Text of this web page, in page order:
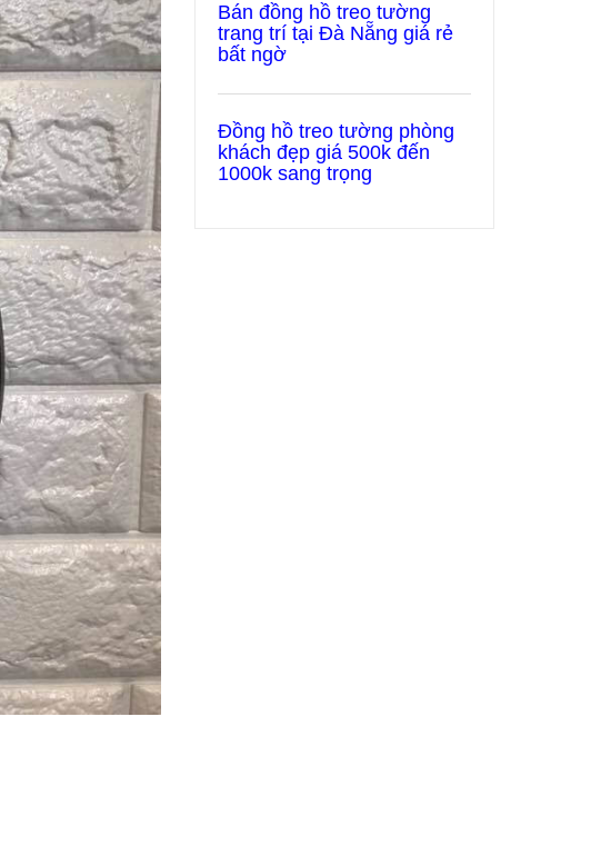
Bán đồng hồ treo tường
trang trí tại Đà Nẵng giá rẻ
bất ngờ
Đồng hồ treo tường phòng
khách đẹp giá 500k đến
1000k sang trọng